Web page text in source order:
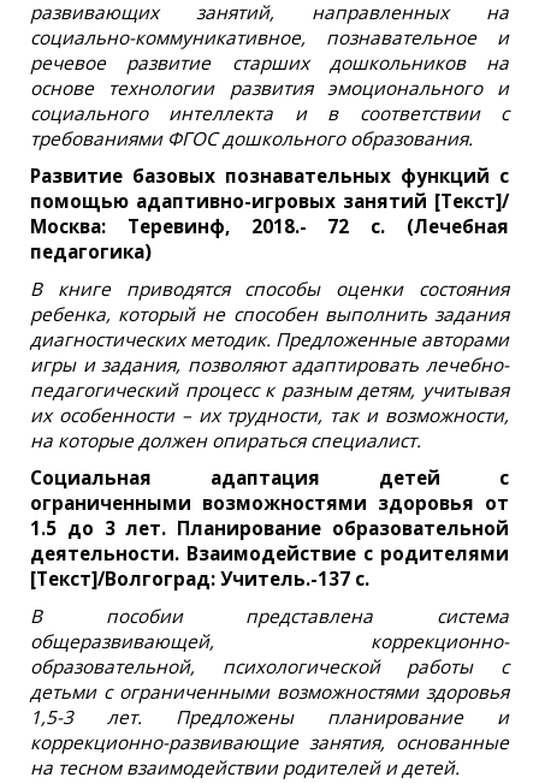
развивающих занятий, направленных на
социально-коммуникативное, познавательное и
речевое развитие старших дошкольников на
основе технологии развития эмоционального и
социального интеллекта и в соответствии с
требованиями ФГОС дошкольного образования.
Развитие базовых познавательных функций с
помощью адаптивно-игровых занятий [Текст]/
Москва: Теревинф, 2018.- 72 с. (Лечебная
педагогика)
В книге приводятся способы оценки состояния
ребенка, который не способен выполнить задания
диагностических методик. Предложенные авторами
игры и задания, позволяют адаптировать лечебно-
педагогический процесс к разным детям, учитывая
их особенности – их трудности, так и возможности,
на которые должен опираться специалист.
Социальная адаптация детей с
ограниченными возможностями здоровья от
1.5 до 3 лет. Планирование образовательной
деятельности. Взаимодействие с родителями
[Текст]/Волгоград: Учитель.-137 с.
В пособии представлена система
общеразвивающей, коррекционно-
образовательной, психологической работы с
детьми с ограниченными возможностями здоровья
1,5-3 лет. Предложены планирование и
коррекционно-развивающие занятия, основанные
на тесном взаимодействии родителей и детей.